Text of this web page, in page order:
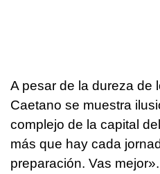
A pesar de la dureza de
Caetano se muestra
complejo de la capital
más que hay cada
preparación. Vas